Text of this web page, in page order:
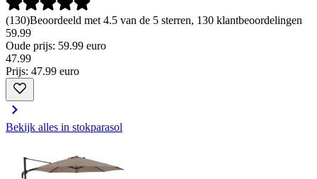
(130)Beoordeeld met 4.5 van de 5 sterren, 130 klantbeoordelingen
59.99
Oude prijs: 59.99 euro
47.99
Prijs: 47.99 euro
Bekijk alles in stokparasol